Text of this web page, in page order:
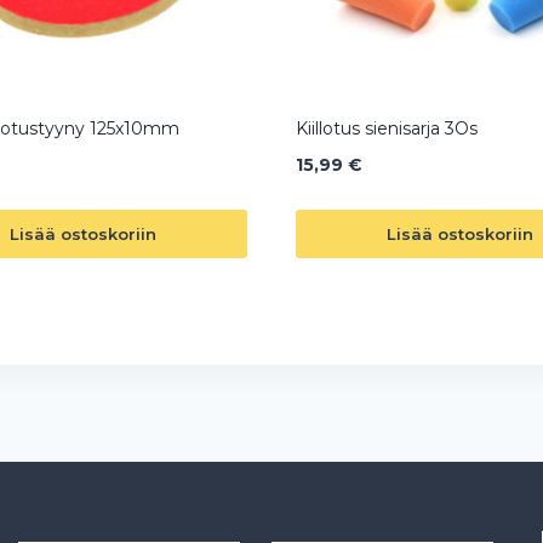
125x10mm
Lisää ostoskoriin
Kiillotus sienisarja 3Os
15,99 €
Lisää ostoskoriin